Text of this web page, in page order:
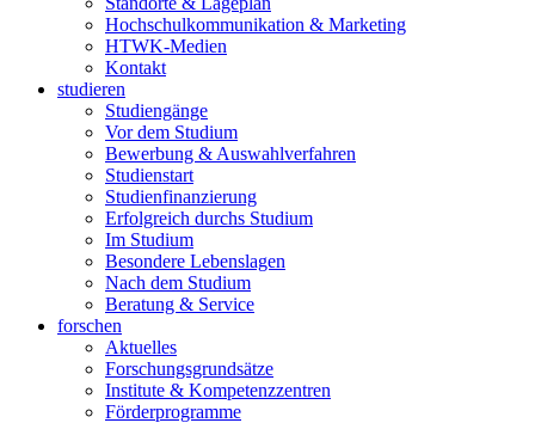
Hochschulkommunikation & Marketing
HTWK-Medien
Kontakt
studieren
Studiengänge
Vor dem Studium
Bewerbung & Auswahlverfahren
Studienstart
Studienfinanzierung
Erfolgreich durchs Studium
Im Studium
Besondere Lebenslagen
Nach dem Studium
Beratung & Service
forschen
Aktuelles
Forschungsgrundsätze
Institute & Kompetenzzentren
Förderprogramme